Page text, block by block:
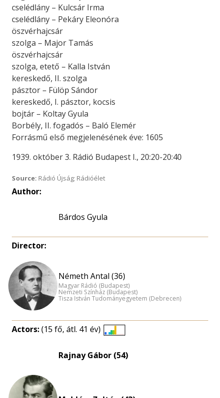
cselédlány – Kulcsár Irma
cselédlány – Pekáry Eleonóra
öszvérhajcsár
szolga – Major Tamás
öszvérhajcsár
szolga, etető – Kalla István
kereskedő, II. szolga
pásztor – Fülöp Sándor
kereskedő, I. pásztor, kocsis
bojtár – Koltay Gyula
Borbély, II. fogadós – Baló Elemér
Forrásmű első megjelenésének éve: 1605
1939. október 3. Rádió Budapest I., 20:20-20:40
Source: Rádió Újság; Rádióélet
Author:
Bárdos Gyula
Director:
Németh Antal (36)
Magyar Rádió (Budapest)
Nemzeti Színház (Budapest)
Tisza István Tudományegyetem (Debrecen)
Actors:(15 fő, átl. 41 év)
eloszlás
Rajnay Gábor (54)